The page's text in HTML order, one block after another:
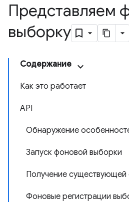
Представляем
выборку
Содержание
Как это работает
API
Обнаружение
Запуск фоновой выборки
Получение
Фоновые регистрации